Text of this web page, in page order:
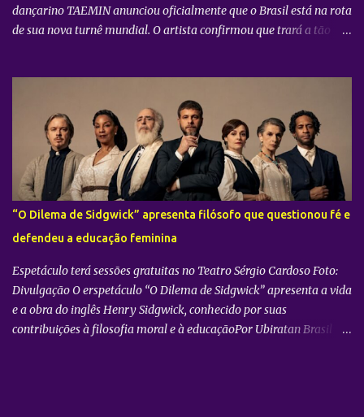
dançarino TAEMIN anunciou oficialmente que o Brasil está na rota
de sua nova turnê mundial. O artista confirmou que trará a tão
excursão do astro rodará o mundo com apresentações distribuídas
pela Ásia, América do Norte e América do Sul. Além do aguardado
encontro com os fãs brasileiros em São Paulo, a agenda
internacional do artista tem paradas confirmadas em metrópoles
como Seul, San José, Los Angeles, Las Vegas, Grand Prairie,
Chicago, Newark, Monterrey, Cidade do México, Santiago e Lima.
Retorno após sucesso como solista no país Foto: Divulgação A
confirmação do novo espetáculo firma o rápido retorno de
TAEMIN ...
“O Dilema de Sidgwick” apresenta filósofo que questionou fé e
defendeu a educação feminina
Espetáculo terá sessões gratuitas no Teatro Sérgio Cardoso Foto:
Divulgação O erspetáculo “O Dilema de Sidgwick” apresenta a vida
e a obra do inglês Henry Sidgwick, conhecido por suas
contribuições à filosofia moral e à educaçãoPor Ubiratan Brasil